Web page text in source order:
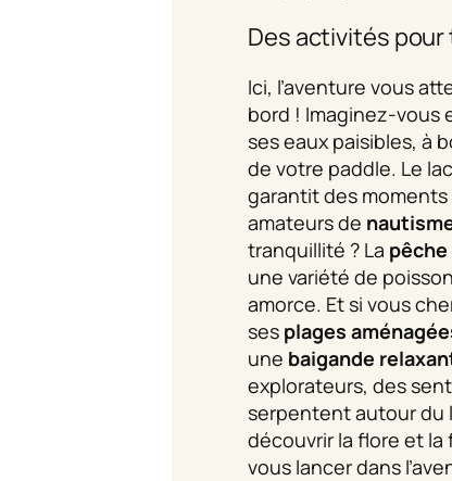
Des activités
Ici, l’aventure vous
bord ! Imaginez-vous
ses eaux paisibles, à
de votre paddle. Le
garantit des
amateurs de
tranquillité ? La pêche
une variété de
amorce. Et si vous
ses plages
une baigande
explorateurs, des
serpentent autour du
découvrir la flore et la
vous lancer dans